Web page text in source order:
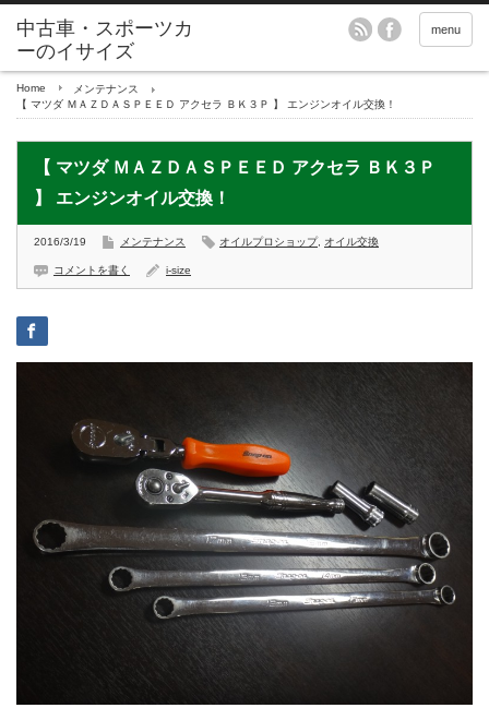
menu
Home
メンテナンス
【 マツダ ＭＡＺＤＡＳＰＥＥＤ アクセラ ＢＫ３Ｐ 】 エンジンオイル交換！
【 マツダ ＭＡＺＤＡＳＰＥＥＤ アクセラ ＢＫ３Ｐ
】 エンジンオイル交換！
2016/3/19 メンテナンス オイルプロショップ, オイル交換
コメントを書く i-size